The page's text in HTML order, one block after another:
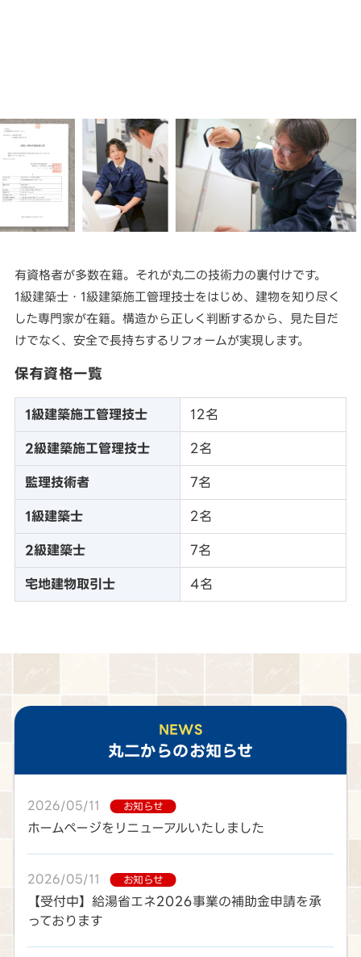
有資格者が多数在籍。それが丸二の技術力の裏付けです。
1級建築士・1級建築施工管理技士をはじめ、建物を知り尽く
した専門家が在籍。構造から正しく判断するから、見た目だ
けでなく、安全で長持ちするリフォームが実現します。
保有資格一覧
1級建築施工管理技士 12名
2級建築施工管理技士 2名
監理技術者 7名
1級建築士 2名
2級建築士 7名
宅地建物取引士 4名
NEWS
丸二からのお知らせ
2026/05/11 お知らせ
ホームページをリニューアルいたしました
2026/05/11 お知らせ
【受付中】給湯省エネ2026事業の補助金申請を承
っております